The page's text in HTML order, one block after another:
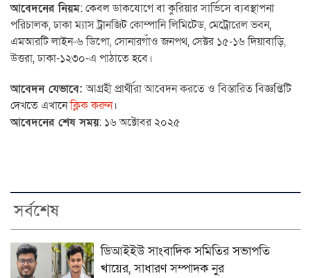
আবেদনের নিয়ম: কেবল ডাকযোগে বা কুরিয়ার সার্ভিসে ব্যবস্থাপনা
পরিচালক, ঢাকা ম্যাস ট্রানজিট কোম্পানি লিমিটেড, মেট্রোরেল ভবন,
এমআরটি লাইন-৬ ডিপো, সোনারগাঁও জনপথ, সেক্টর ১৫-১৬ দিয়াবাড়ি,
উত্তরা, ঢাকা-১২৩০-এ পাঠাতে হবে।
আবেদন যেভাবে:আগ্রহী প্রার্থীরা আবেদন করতে ও বিস্তারিত বিজ্ঞপ্তিটি
দেখতে এখানেক্লিক করুন।
আবেদনের শেষ সময়: ১৬ অক্টোবর ২০২৫
সর্বশেষ
ডিআইইউ সাংবাদিক সমিতির সভাপতি
খায়ের, সাধারণ সম্পাদক নুর